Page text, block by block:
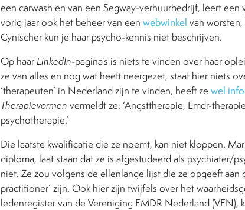
een carwash en van een Segway-verhuurbedrijf, leert een
vorig jaar ook het beheer van een webwinkel van
Cynischer kun je haar psycho-kennis niet beschrijven.
Op haar LinkedIn-pagina’s is niets te vinden over haar
ze van alles en nog wat heeft neergezet, staat hier niets
‘therapeuten’ in Nederland zijn te vinden, heeft ze wel
Therapievormen vermeldt ze: ‘Angsttherapie, Emdr-
psychotherapie.’
Die laatste kwalificatie die ze noemt, kan niet kloppen.
diploma, laat staan dat ze is afgestudeerd als psychiater/
niet. Ze zou volgens de ellenlange lijst die ze opgeeft aan
practitioner’ zijn. Ook hier zijn twijfels over het
ledenregister van de Vereniging EMDR Nederland